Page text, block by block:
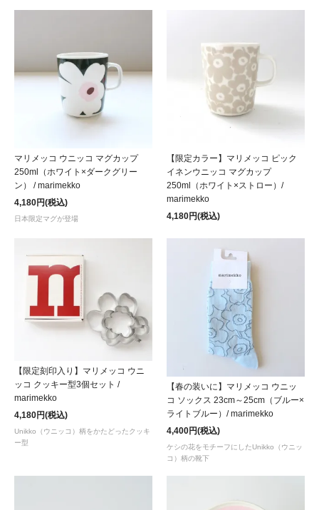
マリメッコ ウニッコ マグカップ
250ml（ホワイト×ダークグリー
ン） / marimekko
4,180円(税込)
日本限定マグが登場
【限定カラー】マリメッコ ピック
イネンウニッコ マグカップ
250ml（ホワイト×ストロー）/
marimekko
4,180円(税込)
【限定刻印入り】マリメッコ ウニ
ッコ クッキー型3個セット /
marimekko
4,180円(税込)
Unikko（ウニッコ）柄をかたどったクッキ
ー型
【春の装いに】マリメッコ ウニッ
コ ソックス 23cm～25cm（ブルー×
ライトブルー）/ marimekko
4,400円(税込)
ケシの花をモチーフにしたUnikko（ウニッ
コ）柄の靴下